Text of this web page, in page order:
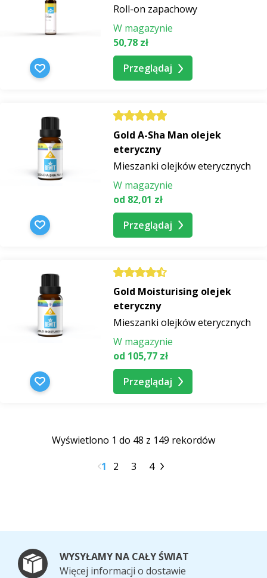
Roll-on zapachowy
W magazynie
50,78 zł
Przeglądaj
Gold A-Sha Man olejek
eteryczny
Mieszanki olejków eterycznych
W magazynie
od 82,01 zł
Przeglądaj
Gold Moisturising olejek
eteryczny
Mieszanki olejków eterycznych
W magazynie
od 105,77 zł
Przeglądaj
Wyświetlono 1 do 48 z 149 rekordów
1
2 3 4
WYSYŁAMY NA CAŁY ŚWIAT
Więcej informacji o dostawie